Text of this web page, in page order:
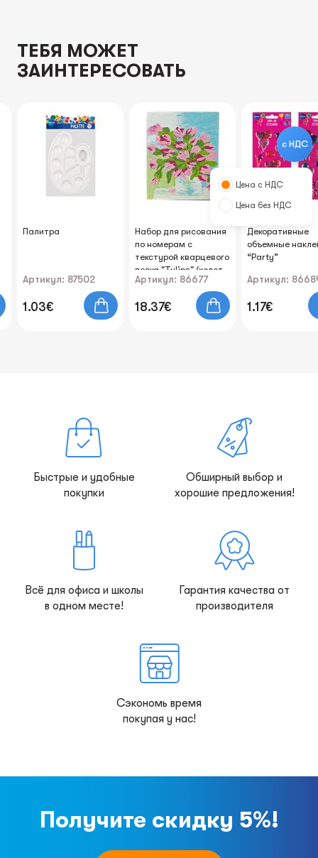
ТЕБЯ МОЖЕТ
ЗАИНТЕРЕСОВАТЬ
Палитра
Артикул: 87502
1.03€
Набор для рисования
по номерам с
текстурой кварцевого
песка "Tulips" (холст
40х50см, краски,
песок 30г, кисти,
шпатель)
Артикул: 86677
18.37€
Декоративные
объемные
“Party”
Артикул:
1.17€
с НДС
Цена с НДС
Цена без НДС
Быстрые и удобные
покупки
Обширный выбор и
хорошие предложения!
Всё для офиса и школы
в одном месте!
Гарантия качества от
производителя
Сэкономь время
покупая у нас!
Получите скидку 5%!